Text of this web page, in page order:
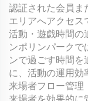
認証された会員ま
エリアへアクセス
活動・遊戯時間の
ンポリンパークで
ンで過ごす時間を
に、活動の運用効
来場者フロー管理
来場者を効果的に